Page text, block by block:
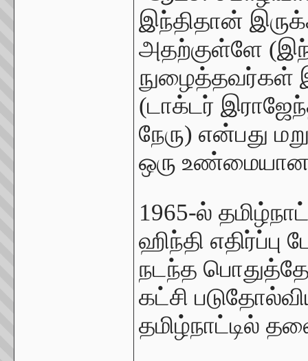
இந்திதான்
அதற்குள்ளே
நுழைத்தவர்கள்
(டாக்டர்
நேரு) என்பது
ஒரு உண்மையான
1965-ல்
ஹிந்தி
நடந்த
கட்சி
தமிழ்நாட்டில்